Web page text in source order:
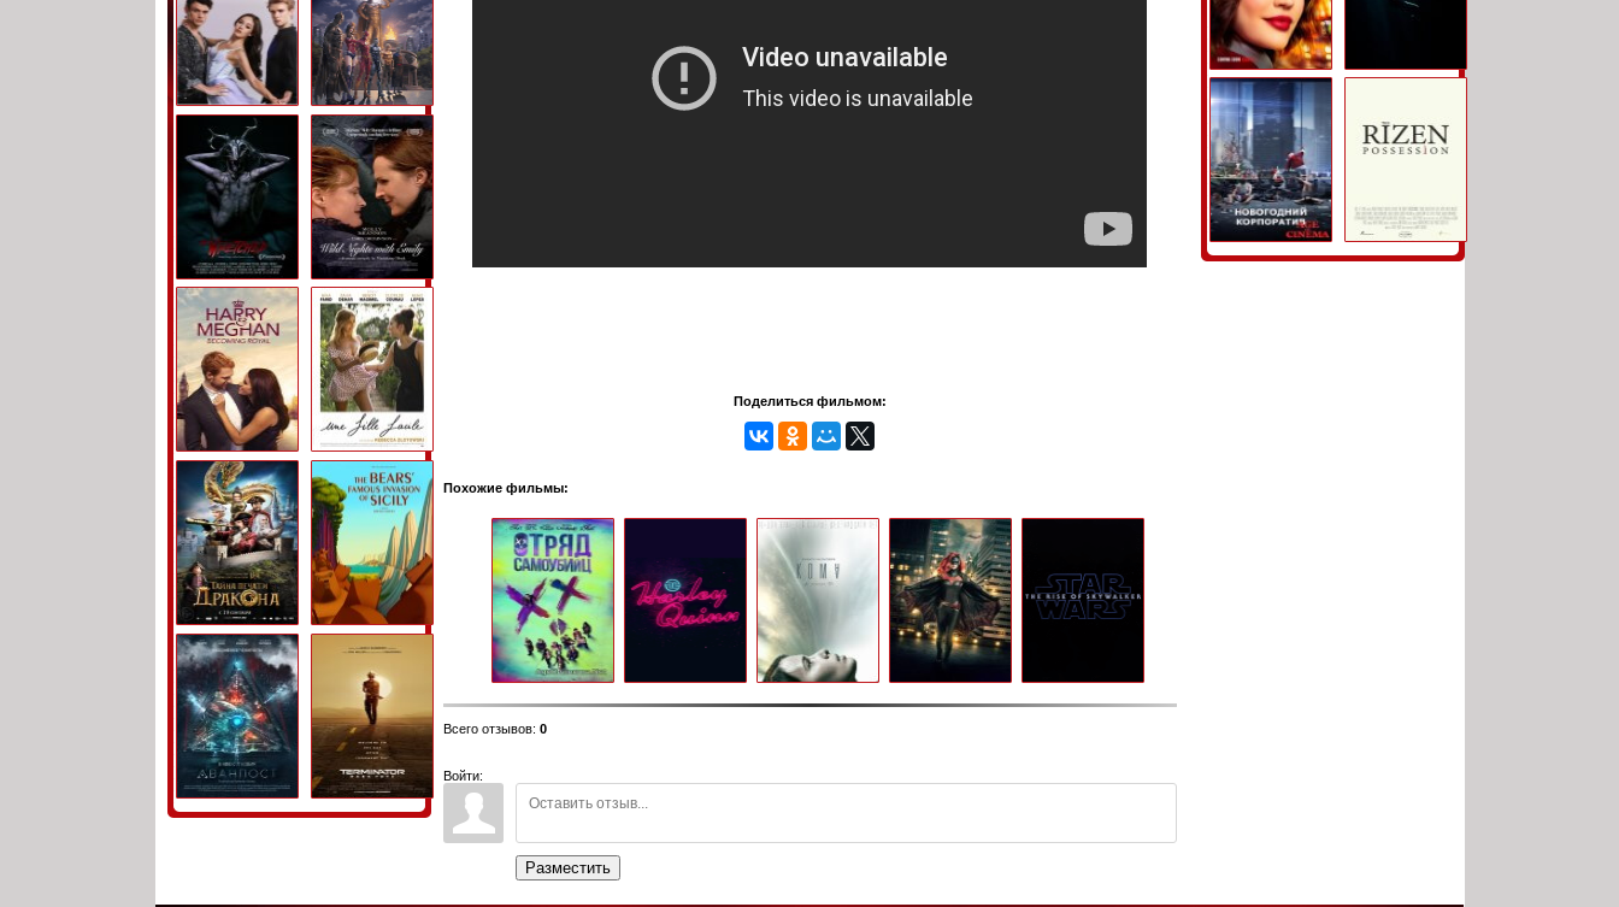
Поделиться фильмом:
Похожие фильмы:
Всего отзывов: 0
Войти:
Разместить